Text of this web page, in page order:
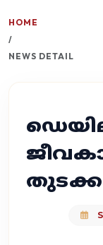
HOME
/
NEWS DETAIL